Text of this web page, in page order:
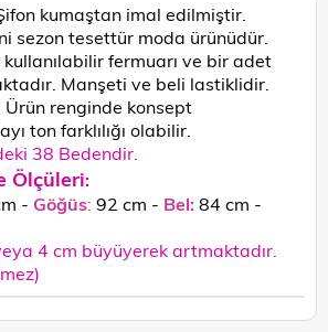
kumaştan imal edilmiştir.
sezon tesettür moda ürünüdür.
kullanılabilir fermuarı ve bir adet
Manşeti ve beli lastiklidir.
Ürün renginde konsept
ton farklılığı olabilir.
38 Bedendir.
Ölçüleri:
- Göğüs: 92 cm - Bel:84 cm -
4 cm büyüyerek artmaktadır.